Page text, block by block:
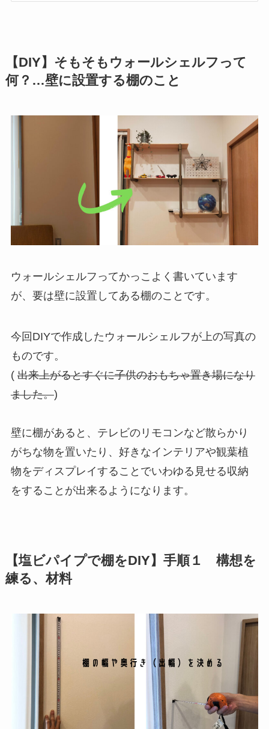
【DIY】そもそもウォールシェルフって
何？…壁に設置する棚のこと
ウォールシェルフってかっこよく書いています
が、要は壁に設置してある棚のこと です。
今回DIYで作成したウォールシェルフが上の写真の
ものです。
( 出来上がるとすぐに子供のおもちゃ置き場になり
ました。)
壁に棚があると、テレビのリモコンなど散らかり
がちな物を置いたり、好きなインテリアや観葉植
物をディスプレイすることでいわゆる見せる収納
をすることが出来るようになります。
【塩ビパイプで棚をDIY】手順１ 構想を
練る、材料